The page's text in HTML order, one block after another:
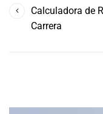
Calculadora de
Carrera